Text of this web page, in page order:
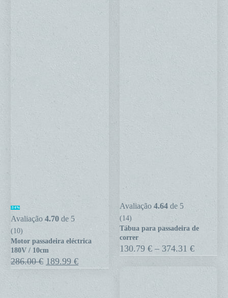
Motor
passadeira
eléctrica
180V
/
10cm
-34%
Avaliação 4.70 de 5
(10)
Motor passadeira eléctrica
180V / 10cm
286.00€ O
preço
189.99 €O
preço
Tábua
para
passadeira
de
correr
Avaliação 4.64de 5
(14)
Tábua para passadeira de
correr
130.79 € – 374.31 €Price
range: